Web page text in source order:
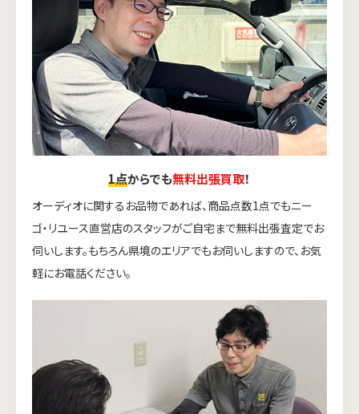
1点からでも無料出張買取！
オーディオに関するお品物であれば、商品点数1点でもニー
ゴ・リユース直営店のスタッフがご自宅まで無料出張査定でお
伺いします。もちろん県境のエリアでもお伺いしますので、お気
軽にお電話ください。